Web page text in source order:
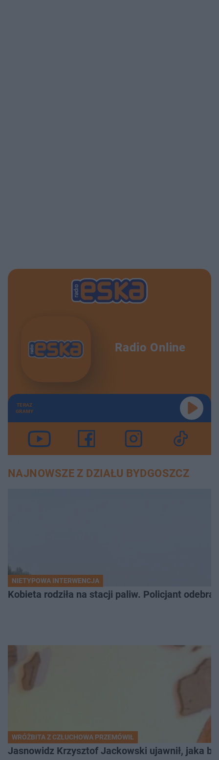
Radio Online
TERAZ
GRAMY
NAJNOWSZE Z DZIAŁU BYDGOSZCZ
NIETYPOWA INTERWENCJA
Kobieta rodziła na stacji paliw. Policjant
WRÓŻBITA Z CZŁUCHOWA PRZEMÓWIŁ
Jasnowidz Krzysztof Jackowski ujawnił, jaka